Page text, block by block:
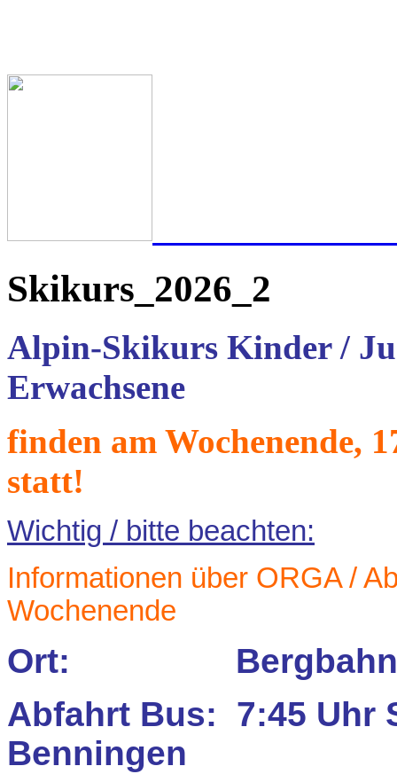
Skikurs_2026_2
Alpin-Skikurs Kinder /
Erwachsene
finden am Wochenende,
statt!
Wichtig / bitte beachten:
Informationen über ORGA /
Wochenende
Ort: Bergbahnen
Abfahrt Bus: 7:45 Uhr
Benningen